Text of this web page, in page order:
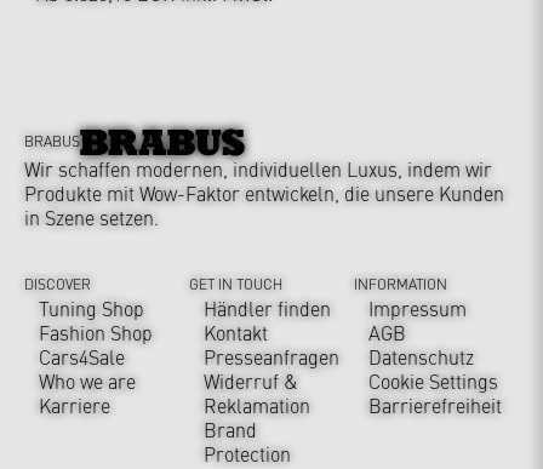
BRABUS
Wir schaffen modernen, individuellen Luxus, indem wir
Produkte mit Wow-Faktor entwickeln, die unsere Kunden
in Szene setzen.
DISCOVER
Tuning Shop
Fashion Shop
Cars4Sale
Who we are
Karriere
GET IN TOUCH
Händler finden
Kontakt
Presseanfragen
Widerruf &
Reklamation
Brand
Protection
INFORMATION
Impressum
AGB
Datenschutz
Cookie Settings
Barrierefreiheit